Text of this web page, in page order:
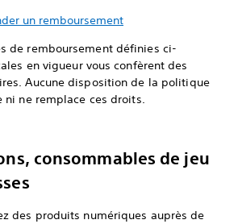
un remboursement
de remboursement définies ci-
en vigueur vous confèrent des
Aucune disposition de la politique
ne remplace ces droits.
consommables de jeu
des produits numériques auprès de